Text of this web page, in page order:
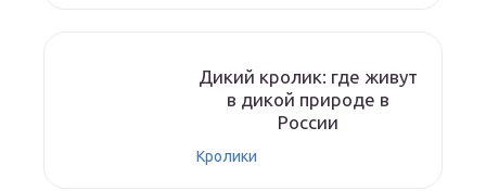
Дикий кролик: где живут
в дикой природе в
России
Кролики